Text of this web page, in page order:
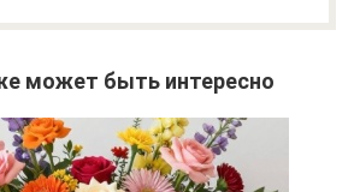
может быть интересно